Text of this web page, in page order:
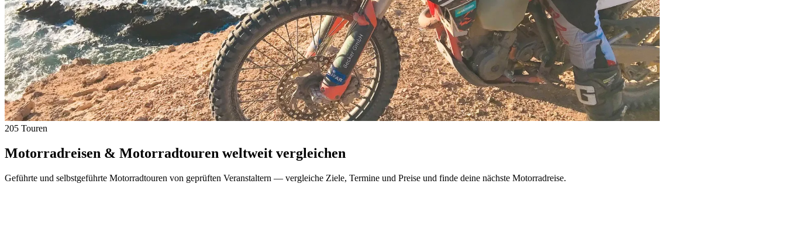
205 Touren
Motorradreisen & Motorradtouren weltweit vergleichen
Geführte und selbstgeführte Motorradtouren von geprüften Veranstaltern — vergleiche Ziele, Termine und Preise und finde deine nächste Motorradreise.